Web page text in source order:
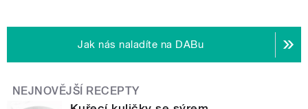
Jak nás naladíte na DABu
NEJNOVĚJŠÍ RECEPTY